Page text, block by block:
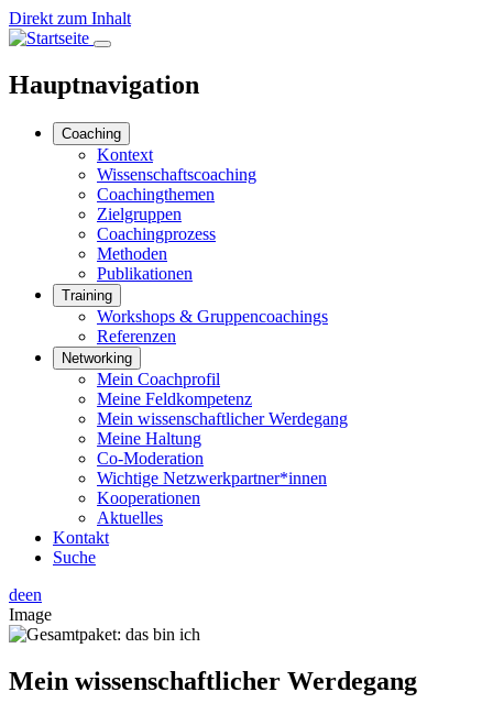
Direkt zum Inhalt
Hauptnavigation
Coaching
Kontext
Wissenschaftscoaching
Coachingthemen
Zielgruppen
Coachingprozess
Methoden
Publikationen
Training
Workshops & Gruppencoachings
Referenzen
Networking
Mein Coachprofil
Meine Feldkompetenz
Mein wissenschaftlicher Werdegang
Meine Haltung
Co-Moderation
Wichtige Netzwerkpartner*innen
Kooperationen
Aktuelles
Kontakt
Suche
deen
Image
Mein wissenschaftlicher Werdegang